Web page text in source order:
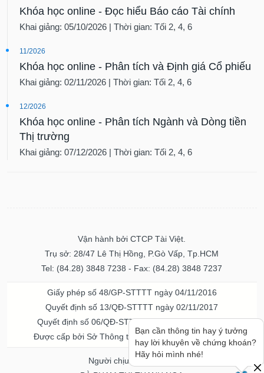
Khóa học online - Đọc hiểu Báo cáo Tài chính
Khai giảng: 05/10/2026 | Thời gian: Tối 2, 4, 6
11/2026
Khóa học online - Phân tích và Định giá Cổ phiếu
Khai giảng: 02/11/2026 | Thời gian: Tối 2, 4, 6
12/2026
Khóa học online - Phân tích Ngành và Dòng tiền
Thị trường
Khai giảng: 07/12/2026 | Thời gian: Tối 2, 4, 6
Vận hành bởi CTCP Tài Việt.
Trụ sở: 28/47 Lê Thị Hồng, P.Gò Vấp, Tp.HCM
Tel: (84.28) 3848 7238 - Fax: (84.28) 3848 7237
Giấy phép số 48/GP-STTTT ngày 04/11/2016
Quyết định số 13/QĐ-STTTT ngày 02/11/2017
Quyết định số 06/QĐ-STTTT-ICP ngày 20/07/2023
Được cấp bởi Sở Thông tin và Truyền thông TPHCM
Người chịu trách nhiệm
Bạn cần thông tin hay ý tưởng
hay lời khuyên về chứng khoán?
Hãy hỏi mình nhé!